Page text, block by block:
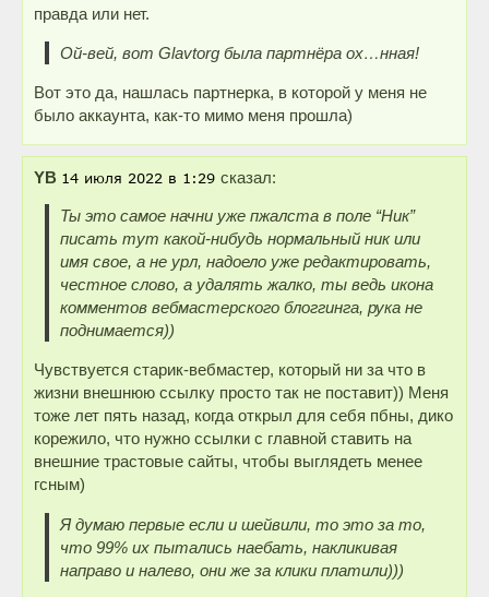
правда или нет.
Ой-вей, вот Glavtorg была партнёра ох…нная!
Вот это да, нашлась партнерка, в которой у меня не
было аккаунта, как-то мимо меня прошла)
YB сказал:
Ты это самое начни уже пжалста в поле “Ник”
писать тут какой-нибудь нормальный ник или
имя свое, а не урл, надоело уже редактировать,
честное слово, а удалять жалко, ты ведь икона
комментов вебмастерского блоггинга, рука не
поднимается))
Чувствуется старик-вебмастер, который ни за что в
жизни внешнюю ссылку просто так не поставит)) Меня
тоже лет пять назад, когда открыл для себя пбны, дико
корежило, что нужно ссылки с главной ставить на
внешние трастовые сайты, чтобы выглядеть менее
гсным)
Я думаю первые если и шейвили, то это за то,
что 99% их пытались наебать, накликивая
направо и налево, они же за клики платили)))